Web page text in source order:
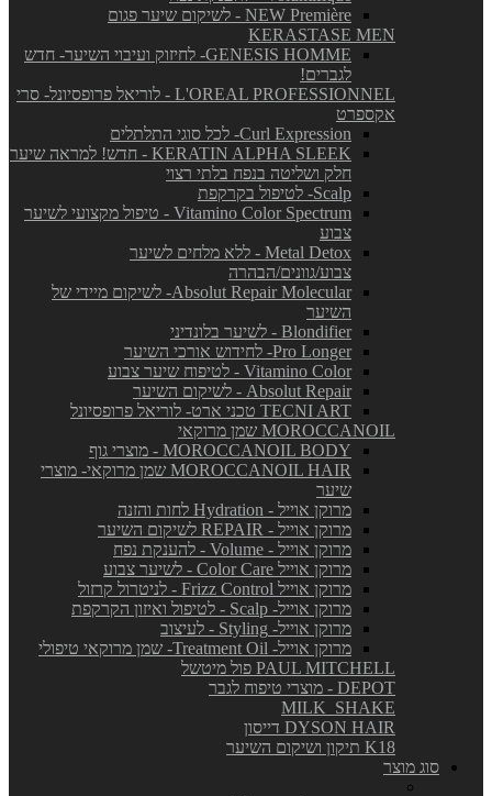
NEW Première - לשיקום שיער פגום
KERASTASE MEN
GENESIS HOMME- לחיזוק ועיבוי השיער- חדש
לגברים!
L'OREAL PROFESSIONNEL - לוריאל פרופסיונל- סרי
אקספרט
Curl Expression- לכל סוגי התלתלים
KERATIN ALPHA SLEEK - חדש! למראה שיער
חלק ושליטה בנפח בלתי רצוי
Scalp- לטיפול בקרקפת
Vitamino Color Spectrum - טיפול מקצועי לשיער
צבוע
Metal Detox - ללא מלחים לשיער
צבוע/גוונים/הבהרה
Absolut Repair Molecular- לשיקום מיידי של
השיער
Blondifier - לשיער בלונדיני
Pro Longer- לחידוש אורכי השיער
Vitamino Color - לטיפוח שיער צבוע
Absolut Repair - לשיקום השיער
TECNI ART טכני ארט- לוריאל פרופסיונל
MOROCCANOIL שמן מרוקאי
MOROCCANOIL BODY - מוצרי גוף
MOROCCANOIL HAIR שמן מרוקאי- מוצרי
שיער
מרוקן אוייל - Hydration לחות והזנה
מרוקן אוייל - REPAIR לשיקום השיער
מרוקן אוייל - Volume - להענקת נפח
מרוקן אוייל Color Care - לשיער צבוע
מרוקן אוייל Frizz Control - לניטרול קרזול
מרוקן אוייל- Scalp - לטיפול ואיזון הקרקפת
מרוקן אוייל- Styling - לעיצוב
מרוקן אוייל- Treatment Oil- שמן מרוקאי טיפולי
PAUL MITCHELL פול מיטשל
DEPOT - מוצרי טיפוח לגבר
MILK_SHAKE
DYSON HAIR דייסון
K18 תיקון ושיקום השיער
סוג מוצר